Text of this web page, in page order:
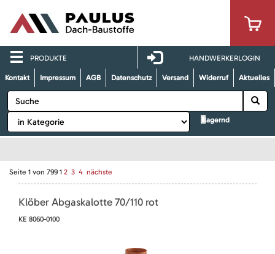
PRODUKTE HANDWERKERLOGIN
Kontakt Impressum AGB Datenschutz Versand Widerruf Aktuelles
lagernd
Seite 1 von 799 1 2 3 4 nächste
Klöber Abgaskalotte 70/110 rot
KE 8060-0100